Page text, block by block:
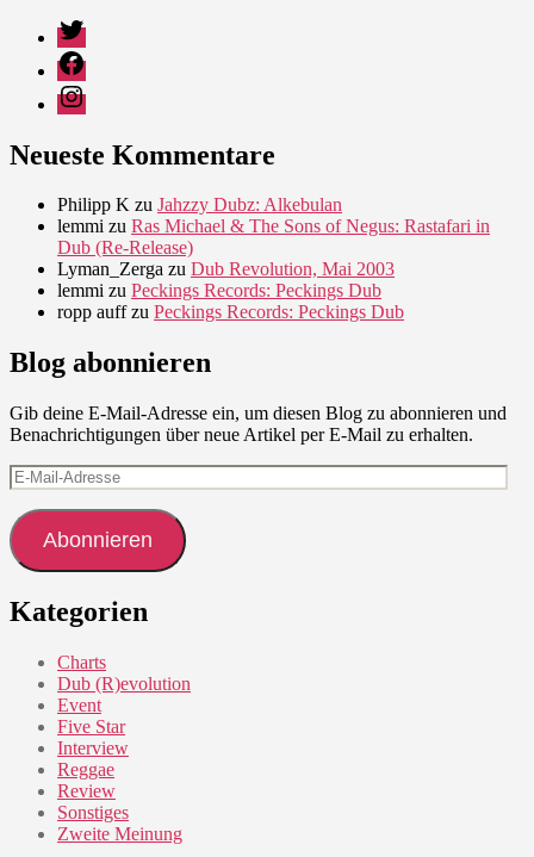
Twitter
Facebook
Instagram
Neueste Kommentare
Philipp K zu Jahzzy Dubz: Alkebulan
lemmi zu Ras Michael & The Sons of Negus: Rastafari in
Dub (Re-Release)
Lyman_Zerga zu Dub Revolution, Mai 2003
lemmi zu Peckings Records: Peckings Dub
ropp auffzu Peckings Records: Peckings Dub
Blog abonnieren
Gib deine E-Mail-Adresse ein, um diesen Blog zu abonnieren und
Benachrichtigungen über neue Artikel per E-Mail zu erhalten.
E-
Mail-
Adresse
Abonnieren
Kategorien
Charts
Dub (R)evolution
Event
Five Star
Interview
Reggae
Review
Sonstiges
Zweite Meinung